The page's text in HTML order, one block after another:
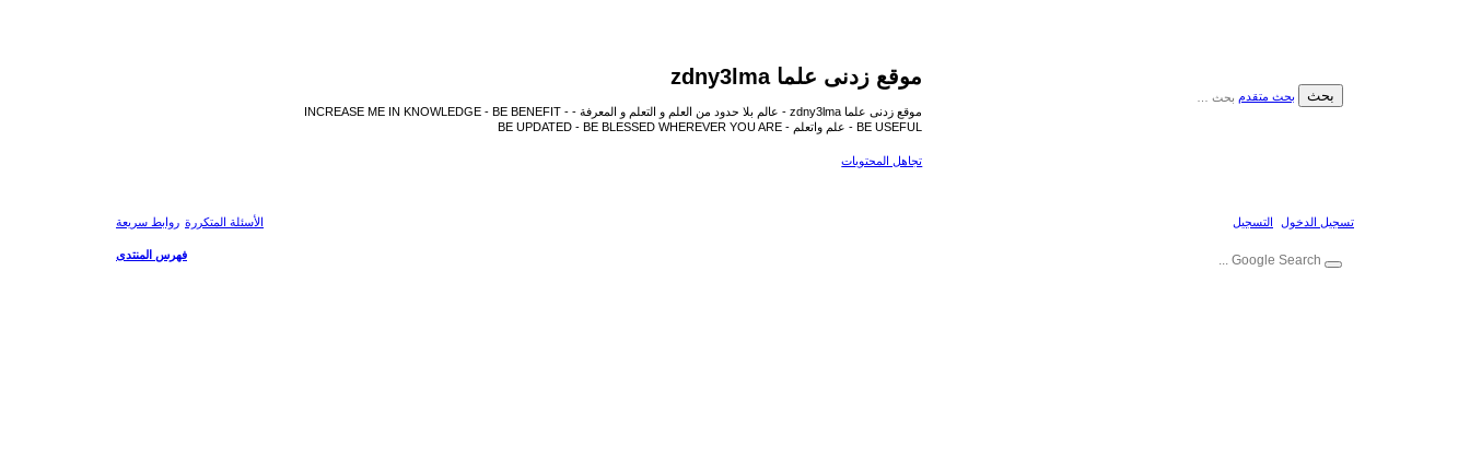
موقع زدنى علما zdny3lma
موقع زدنى علما zdny3lma - عالم بلا حدود من العلم و التعلم و المعرفة - INCREASE ME IN KNOWLEDGE - BE BENEFIT -
BE USEFUL - علم واتعلم - BE UPDATED - BE BLESSED WHEREVER YOU ARE
تجاهل المحتويات
بحث بحث متقدم
روابط سريعة الأسئلة المتكررة تسجيل الدخول التسجيل
فهرس المنتدى